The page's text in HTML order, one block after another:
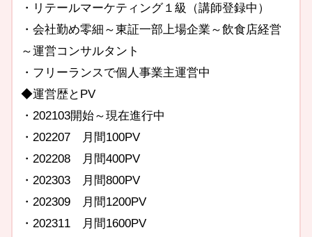
・リテールマーケティング１級（講師登録中）
・会社勤め零細～東証一部上場企業～飲食店経営
～運営コンサルタント
・フリーランスで個人事業主運営中
◆運営歴とPV
・202103開始～現在進行中
・202207 月間100PV
・202208 月間400PV
・202303 月間800PV
・202309 月間1200PV
・202311 月間1600PV